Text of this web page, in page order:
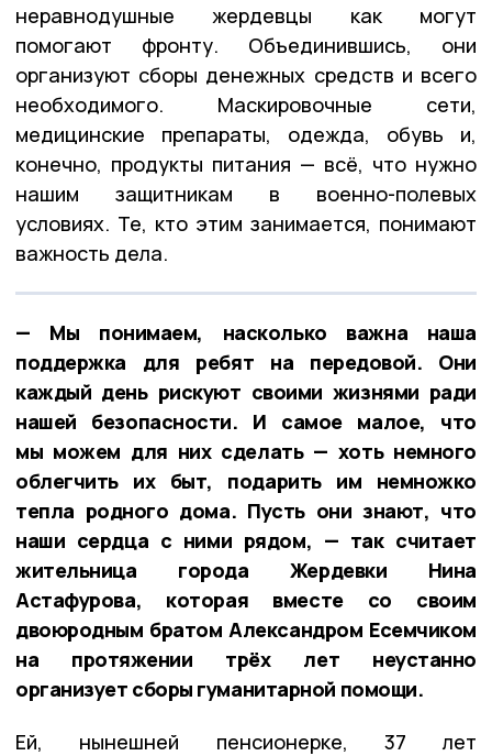
неравнодушные жердевцы как могут
помогают фронту. Объединившись, они
организуют сборы денежных средств и всего
необходимого. Маскировочные сети,
медицинские препараты, одежда, обувь и,
конечно, продукты питания — всё, что нужно
нашим защитникам в военно-полевых
условиях. Те, кто этим занимается, понимают
важность дела.
— Мы понимаем, насколько важна наша
поддержка для ребят на передовой. Они
каждый день рискуют своими жизнями ради
нашей безопасности. И самое малое, что
мы можем для них сделать — хоть немного
облегчить их быт, подарить им немножко
тепла родного дома. Пусть они знают, что
наши сердца с ними рядом, — так считает
жительница города Жердевки Нина
Астафурова, которая вместе со своим
двоюродным братом Александром Есемчиком
на протяжении трёх лет неустанно
организует сборы гуманитарной помощи.
Ей, нынешней пенсионерке, 37 лет